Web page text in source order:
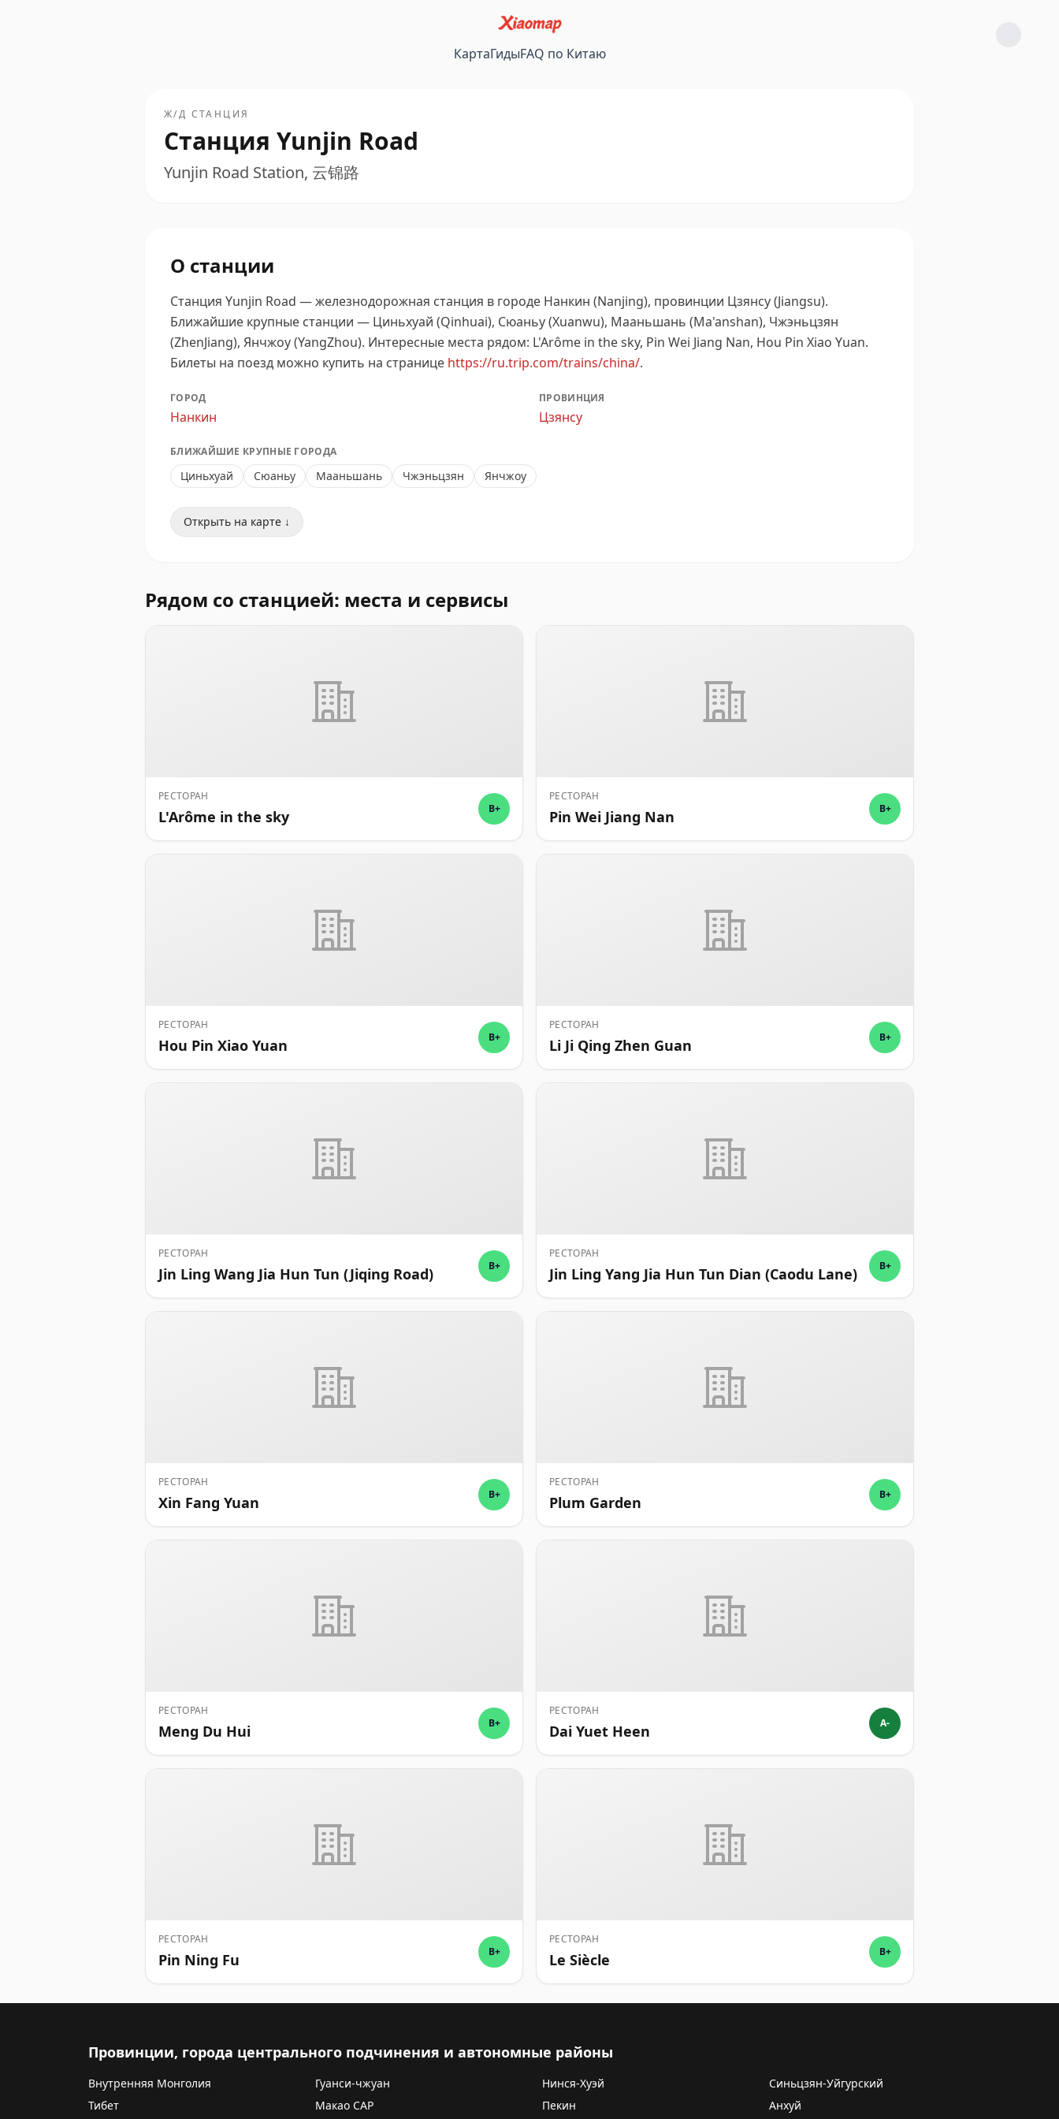
КартаГидыFAQ по Китаю
Ж/Д СТАНЦИЯ
Станция Yunjin Road
Yunjin Road Station, 云锦路
О станции
Станция Yunjin Road — железнодорожная станция в городе Нанкин (Nanjing), провинции Цзянсу (Jiangsu).
Ближайшие крупные станции — Циньхуай (Qinhuai), Сюаньу (Xuanwu), Мааньшань (Ma'anshan), Чжэньцзян
(ZhenJiang), Янчжоу (YangZhou). Интересные места рядом: L'Arôme in the sky, Pin Wei Jiang Nan, Hou Pin Xiao Yuan.
Билеты на поезд можно купить на странице https://ru.trip.com/trains/china/.
ГОРОД
Нанкин
ПРОВИНЦИЯ
Цзянсу
БЛИЖАЙШИЕ КРУПНЫЕ ГОРОДА
Циньхуай Сюаньу Мааньшань Чжэньцзян Янчжоу
Открыть на карте ↓
Рядом со станцией: места и сервисы
РЕСТОРАН
L'Arôme in the sky B+
РЕСТОРАН
Pin Wei Jiang Nan B+
РЕСТОРАН
Hou Pin Xiao Yuan B+
РЕСТОРАН
Li Ji Qing Zhen Guan B+
РЕСТОРАН
Jin Ling Wang Jia Hun Tun (Jiqing Road) B+
РЕСТОРАН
Jin Ling Yang Jia Hun Tun Dian (Caodu Lane) B+
РЕСТОРАН
Xin Fang Yuan B+
РЕСТОРАН
Plum Garden B+
РЕСТОРАН
Meng Du Hui B+
РЕСТОРАН
Dai Yuet Heen A-
РЕСТОРАН
Pin Ning Fu B+
РЕСТОРАН
Le Siècle B+
Провинции, города центрального подчинения и автономные районы
Внутренняя Монголия Гуанси-чжуан Нинся-Хуэй
Синьцзян-Уйгурский
Тибет
Макао САР Пекин Анхуй